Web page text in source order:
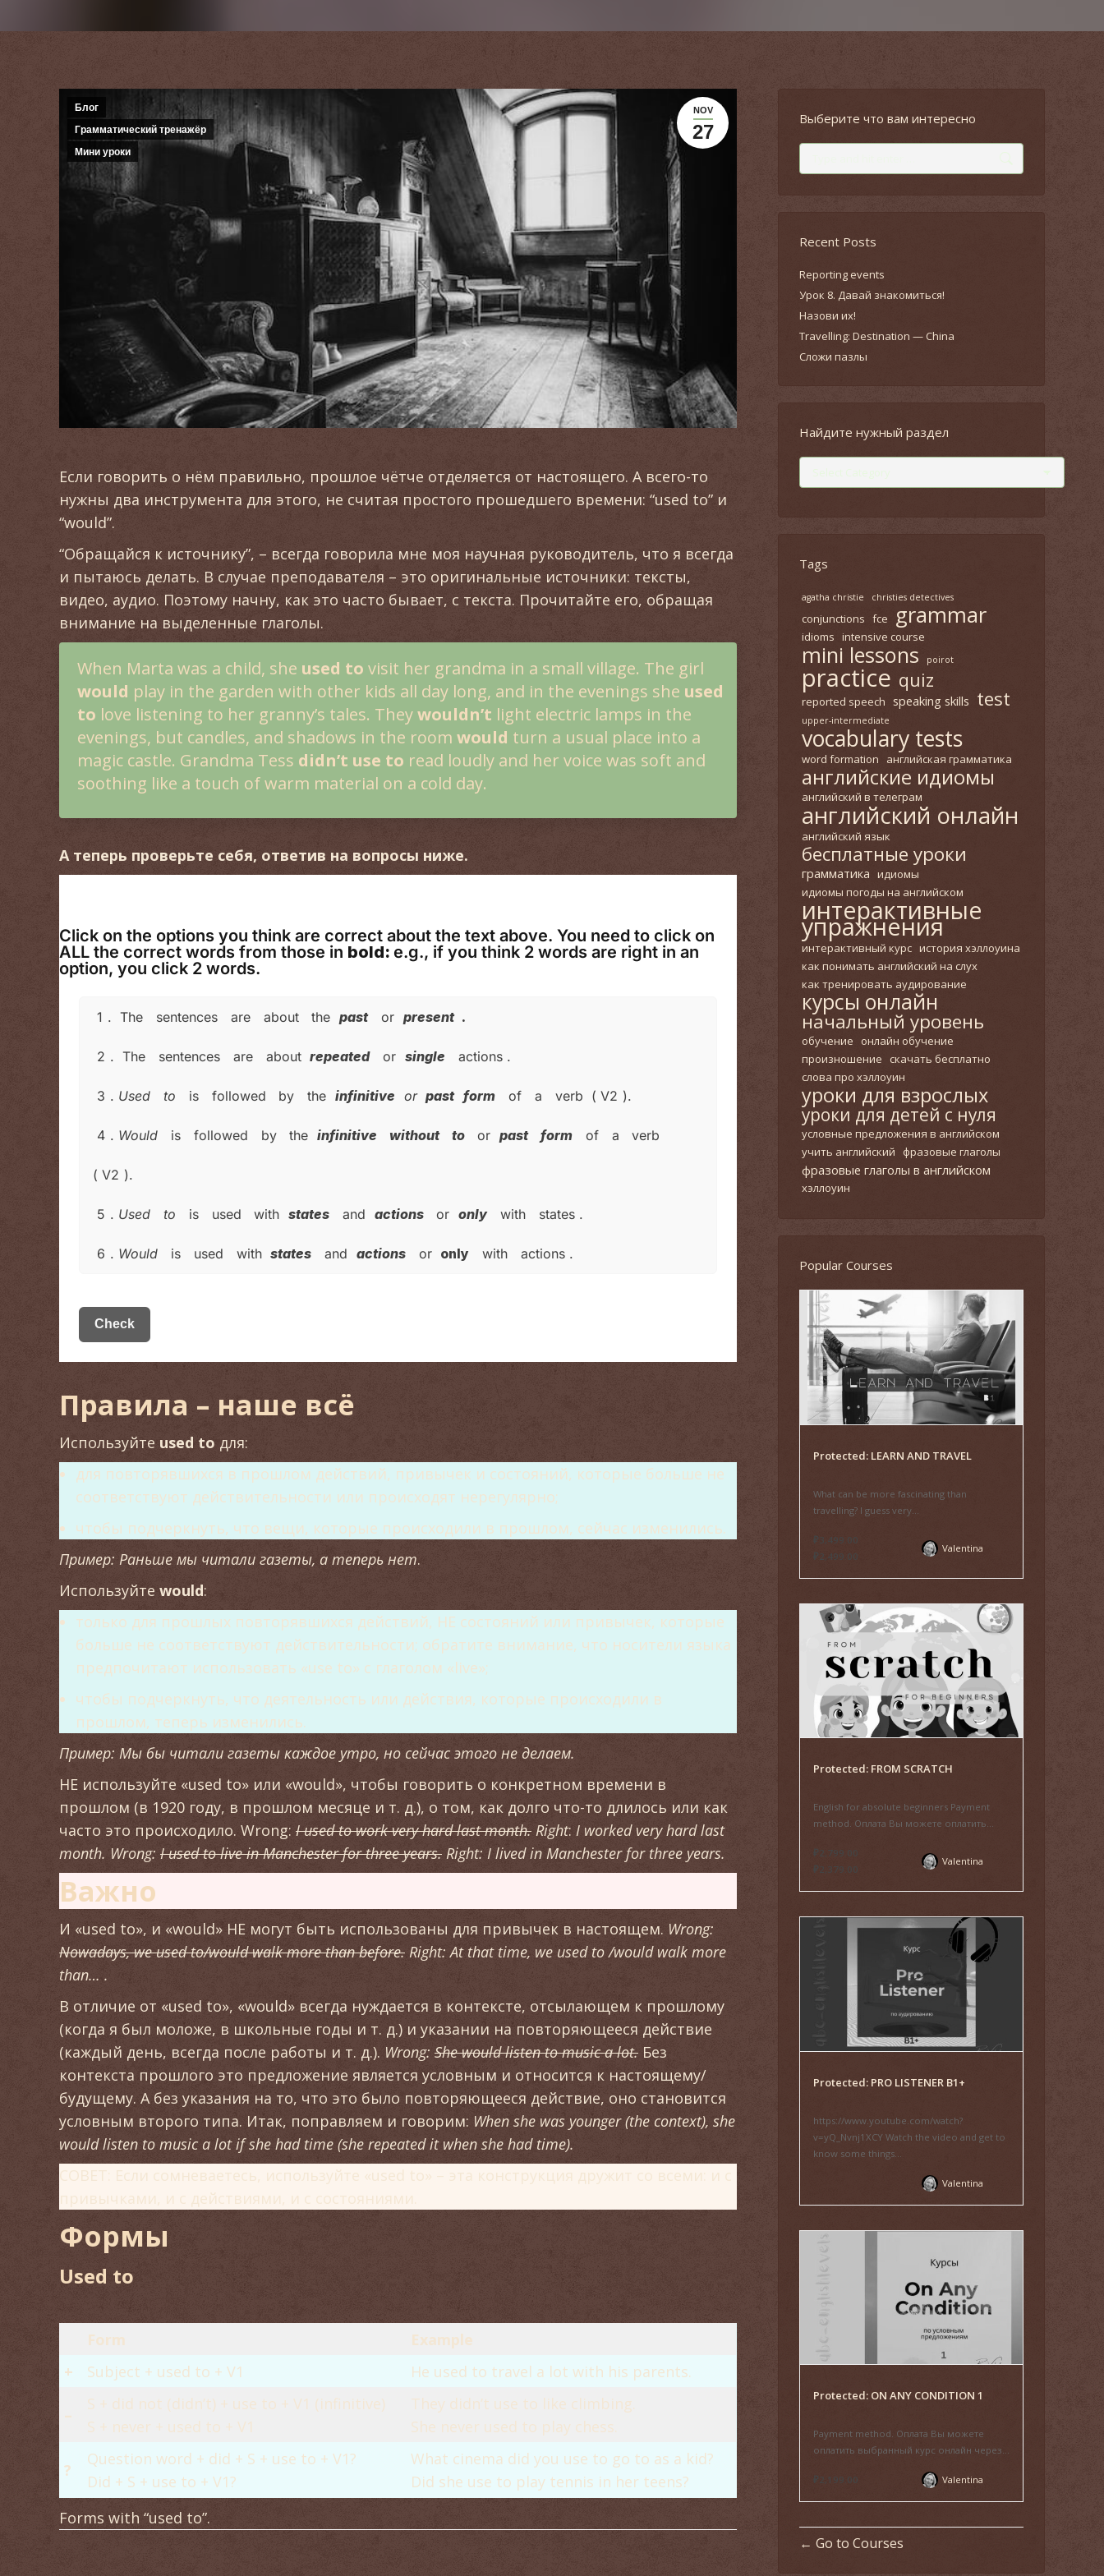
NOV
27
Блог
Грамматический тренажёр
Мини уроки
Если говорить о нём правильно, прошлое чётче отделяется от настоящего. А всего-то
нужны два инструмента для этого, не считая простого прошедшего времени: “used to” и
“would”.
“Обращайся к источнику”, – всегда говорила мне моя научная руководитель, что я всегда
и пытаюсь делать. В случае преподавателя – это оригинальные источники: тексты,
видео, аудио. Поэтому начну, как это часто бывает, с текста. Прочитайте его, обращая
внимание на выделенные глаголы.
When Marta was a child, she used to visit her grandma in a small village. The girl
would play in the garden with other kids all day long, and in the evenings she used
to love listening to her granny’s tales. Theywouldn’t light electric lamps in the
evenings, but candles, and shadows in the room would turn a usual place into a
magic castle. Grandma Tess didn’t use to read loudly and her voice was soft and
soothing like a touch of warm material on a cold day.
А теперь проверьте себя, ответив на вопросы ниже.
Правила – наше всё
Используйте used to для:
для повторявшихся в прошлом действий, привычек и состояний, которые больше не
соответствуют действительности или происходят нерегулярно;
чтобы подчеркнуть, что вещи, которые происходили в прошлом, сейчас изменились.
Пример: Раньше мы читали газеты, а теперь нет.
Используйте would:
только для прошлых повторявшихся действий, НЕ состояний или привычек, которые
больше не соответствуют действительности; обратите внимание, что носители языка
предпочитают использовать «use to» с глаголом «live»;
чтобы подчеркнуть, что деятельность или действия, которые происходили в
прошлом, теперь изменились.
Пример: Мы бы читали газеты каждое утро, но сейчас этого не делаем.
НЕ используйте «used to» или «would», чтобы говорить о конкретном времени в
прошлом (в 1920 году, в прошлом месяце и т. д.), о том, как долго что-то длилось или как
часто это происходило. Wrong: I used to work very hard last month. Right: I worked very hard last
month. Wrong: I used to live in Manchester for three years. Right: I lived in Manchester for three years.
Важно
И «used to», и «would» НЕ могут быть использованы для привычек в настоящем. Wrong:
Nowadays, we used to/would walk more than before. Right: At that time, we used to /would walk more
than… .
В отличие от «used to», «would» всегда нуждается в контексте, отсылающем к прошлому
(когда я был моложе, в школьные годы и т. д.) и указании на повторяющееся действие
(каждый день, всегда после работы и т. д.). Wrong: She would listen to music a lot. Без
контекста прошлого это предложение является условным и относится к настоящему/
будущему. А без указания на то, что это было повторяющееся действие, оно становится
условным второго типа. Итак, поправляем и говорим: When she was younger (the context), she
would listen to music a lot if she had time (she repeated it when she had time).
СОВЕТ: Если сомневаетесь, используйте «used to» – эта конструкция дружит со всеми: и с
привычками, и с действиями, и с состояниями.
Формы
Used to
Form
Example
+
Subject + used to + V1 He used to travel a lot with his parents.
–
S + did not (didn’t) + use to + V1 (infinitive)
S + never + used to + V1
They didn’t use to like climbing.
She never used to play chess.
?
Question word + did + S + use to + V1?
Did + S + use to + V1?
What cinema did you use to go to as a kid?
Did she use to play tennis in her teens?
Forms with “used to”.
Выберите что вам интересно
Search:
Recent Posts
Reporting events
Урок 8. Давай знакомиться!
Назови их!
Travelling: Destination — China
Сложи пазлы
Найдите нужный раздел
Найдите
Tags
agatha christie christies detectives
conjunctions fce grammar
idioms intensive course
mini lessons poirot
practice quiz
reported speech speaking skills test
upper-intermediate
vocabulary tests
word formation английская грамматика
английские идиомы
английский в телеграм
английский онлайн
английский язык
бесплатные уроки
грамматика идиомы
идиомы погоды на английском
интерактивные
упражнения
интерактивный курс история хэллоуина
как понимать английский на слух
как тренировать аудирование
курсы онлайн
начальный уровень
обучение
онлайн обучение
произношение
скачать бесплатно
слова про хэллоуин
уроки для взрослых
уроки для детей с нуля
условные предложения в английском
учить английский
фразовые глаголы
фразовые глаголы в английском
хэллоуин
Popular Courses
Protected: LEARN AND TRAVEL
What can be more fascinating than
travelling? I guess very...
₽3,499.00
₽2,499.00
Valentina
Protected: FROM SCRATCH
English for absolute beginners Payment
method. Оплата Вы можете оплатить...
₽2,799.00
₽2,379.00
Valentina
Protected: PRO LISTENER B1+
https://www.youtube.com/watch?
v=yQ_Nvnj1XCY Watch the video and get to
know some things...
Valentina
Protected: ON ANY CONDITION 1
Payment method. Оплата Вы можете
оплатить выбранный курс онлайн через...
₽2,199.00 Valentina
Go to Courses